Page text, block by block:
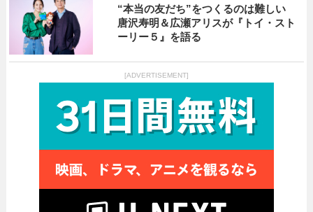
“本当の友だち”をつくるのは難しい
唐沢寿明＆広瀬アリスが『トイ・スト
ーリー５』を語る
[ADVERTISEMENT]